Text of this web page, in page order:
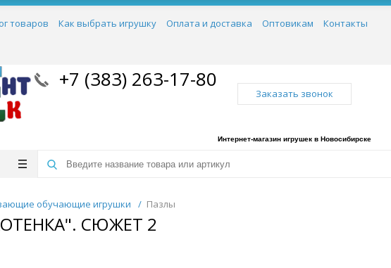
товаров Как выбрать игрушку Оплата и доставка Оптовикам Контакты
+7 (383) 263-17-80
Заказать звонок
Интернет-магазин игрушек в Новосибирске
обучающие игрушки / Пазлы
СЮЖЕТ 2